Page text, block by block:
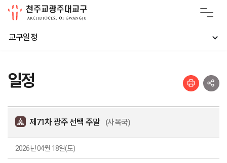
교구일정
일정
제71차 광주 선택 주말 (사목국)
2026년 04월 18일(토)